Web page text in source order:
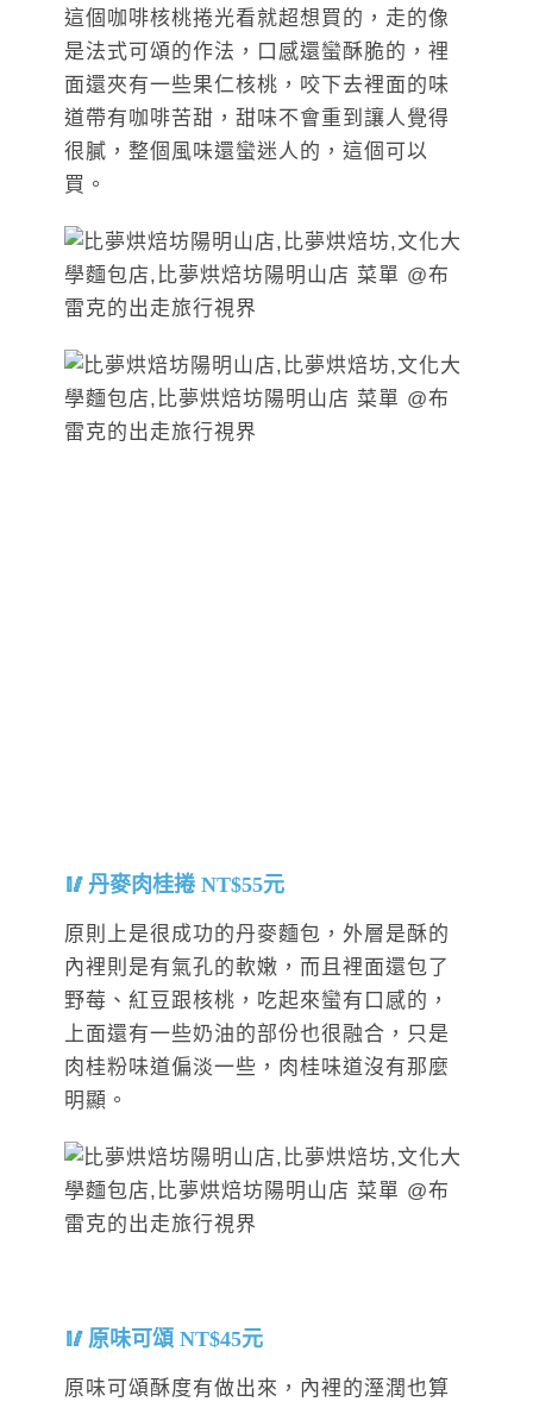
這個咖啡核桃捲光看就超想買的，走的像
是法式可頌的作法，口感還蠻酥脆的，裡
面還夾有一些果仁核桃，咬下去裡面的味
道帶有咖啡苦甜，甜味不會重到讓人覺得
很膩，整個風味還蠻迷人的，這個可以
買。
丹麥肉桂捲 NT$55元
原則上是很成功的丹麥麵包，外層是酥的
內裡則是有氣孔的軟嫩，而且裡面還包了
野莓、紅豆跟核桃，吃起來蠻有口感的，
上面還有一些奶油的部份也很融合，只是
肉桂粉味道偏淡一些，肉桂味道沒有那麼
明顯。
原味可頌 NT$45元
原味可頌酥度有做出來，內裡的溼潤也算